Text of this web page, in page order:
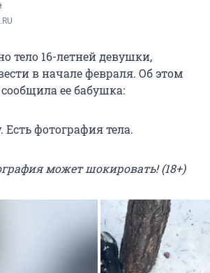
тело 16-летней девушки,
в начале февраля. Об этом
ее бабушка:
фотография тела.
может шокировать! (18+)